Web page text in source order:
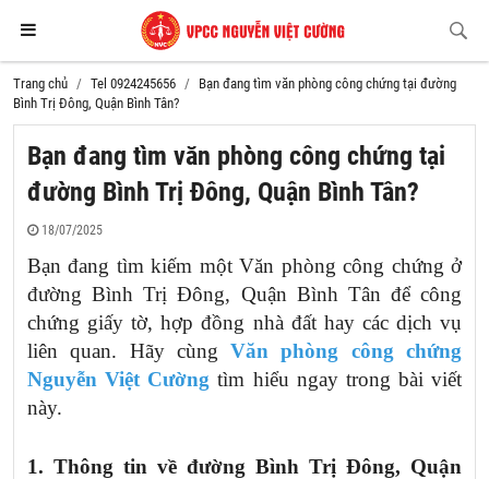
Trang chủ Tel 0924245656
Bạn đang tìm văn phòng công chứng tại đường
Bình Trị Đông, Quận Bình Tân?
Bạn đang tìm văn phòng công chứng tại
đường Bình Trị Đông, Quận Bình Tân?
18/07/2025
Bạn đang tìm kiếm một Văn phòng công chứng ở
đường Bình Trị Đông, Quận Bình Tân để công
chứng giấy tờ, hợp đồng nhà đất hay các dịch vụ
liên quan. Hãy cùngVăn phòng công chứng
Nguyễn Việt Cường tìm hiểu ngay trong bài viết
này.
1. Thông tin về đường Bình Trị Đông, Quận